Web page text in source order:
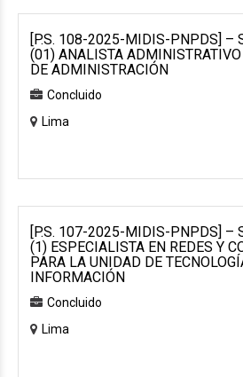
[P.S. 108-2025-MIDIS-PNPDS] –
(01) ANALISTA
DE ADMINISTRACIÓN
Concluido
Lima
[P.S. 107-2025-MIDIS-PNPDS] –
(1) ESPECIALISTA EN REDES Y
PARA LA UNIDAD DE
INFORMACIÓN
Concluido
Lima